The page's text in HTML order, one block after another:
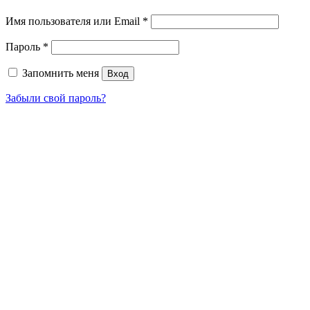
Имя пользователя или Email *
Пароль *
Запомнить меня Вход
Забыли свой пароль?